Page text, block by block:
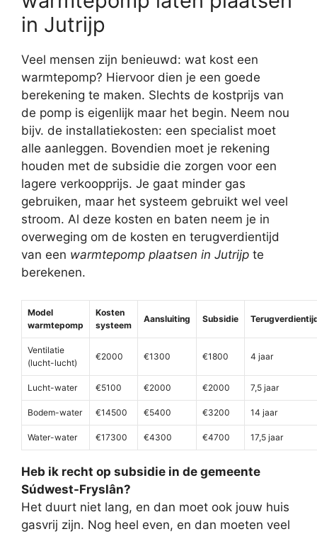
in Jutrijp
Veel mensen zijn benieuwd: wat kost een
warmtepomp? Hiervoor dien je een goede
berekening te maken. Slechts de kostprijs van
de pomp is eigenlijk maar het begin. Neem nou
bijv. de installatiekosten: een specialist moet
alle aanleggen. Bovendien moet je rekening
houden met de subsidie die zorgen voor een
lagere verkoopprijs. Je gaat minder gas
gebruiken, maar het systeem gebruikt wel veel
stroom. Al deze kosten en baten neem je in
overweging om de kosten en terugverdientijd
van een warmtepomp plaatsen in Jutrijp te
berekenen.
Model
warmtepomp
Kosten
systeem
Aansluiting Subsidie
Ventilatie
(lucht-lucht)
€2000 €1300 €1800 4 jaar
Lucht-water €5100 €2000 €2000 7,5 jaar
Bodem-water €14500 €5400 €3200 14 jaar
Water-water €17300 €4300 €4700 17,5 jaar
Heb ik recht op subsidie in de gemeente
Súdwest-Fryslân?
Het duurt niet lang, en dan moet ook jouw huis
gasvrij zijn. Nog heel even, en dan moeten veel